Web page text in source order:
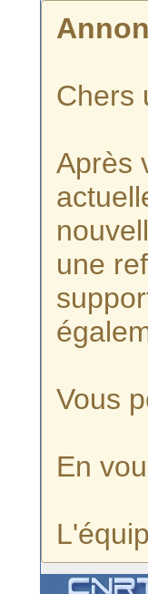
Chers
Après
une
Vous
En